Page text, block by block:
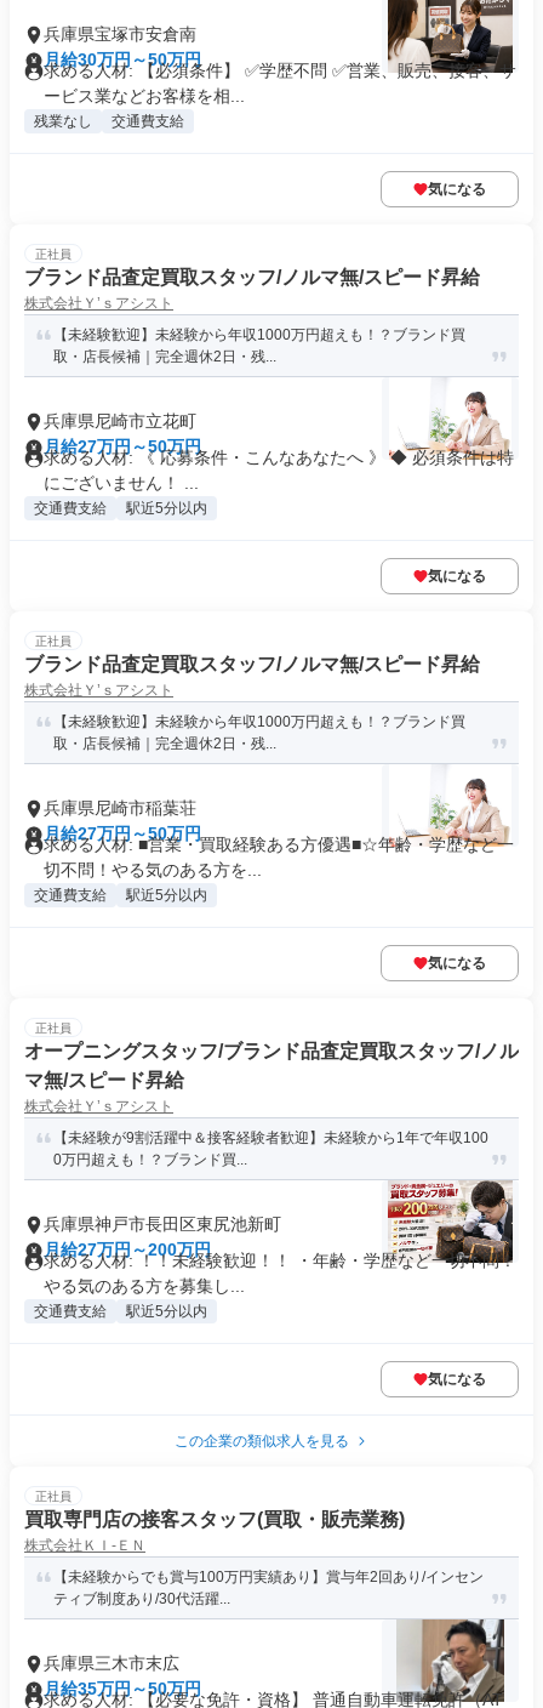
兵庫県宝塚市安倉南
月給30万円～50万円
求める人材: 【必須条件】 ✅学歴不問 ✅営業、販売、接客、サ
ービス業などお客様を相...
残業なし 交通費支給
気になる
正社員
ブランド品査定買取スタッフ/ノルマ無/スピード昇給
株式会社Ｙ’ｓアシスト
【未経験歓迎】未経験から年収1000万円超えも！？ブランド買
取・店長候補｜完全週休2日・残...
兵庫県尼崎市立花町
月給27万円～50万円
求める人材: 《 応募条件・こんなあなたへ 》 ◆ 必須条件は特
にございません！ ...
交通費支給 駅近5分以内
気になる
正社員
ブランド品査定買取スタッフ/ノルマ無/スピード昇給
株式会社Ｙ’ｓアシスト
【未経験歓迎】未経験から年収1000万円超えも！？ブランド買
取・店長候補｜完全週休2日・残...
兵庫県尼崎市稲葉荘
月給27万円～50万円
求める人材: ■営業・買取経験ある方優遇■☆年齢・学歴など一
切不問！やる気のある方を...
交通費支給 駅近5分以内
気になる
正社員
オープニングスタッフ/ブランド品査定買取スタッフ/ノル
マ無/スピード昇給
株式会社Ｙ’ｓアシスト
【未経験が9割活躍中＆接客経験者歓迎】未経験から1年で年収100
0万円超えも！？ブランド買...
兵庫県神戸市長田区東尻池新町
月給27万円～200万円
求める人材: ！！未経験歓迎！！ ・年齢・学歴など一切不問！
やる気のある方を募集し...
交通費支給 駅近5分以内
気になる
この企業の類似求人を見る
正社員
買取専門店の接客スタッフ(買取・販売業務)
株式会社ＫＩ‐ＥＮ
【未経験からでも賞与100万円実績あり】賞与年2回あり/インセン
ティブ制度あり/30代活躍...
兵庫県三木市末広
月給35万円～50万円
求める人材: 【必要な免許・資格】 普通自動車運転免許（AT